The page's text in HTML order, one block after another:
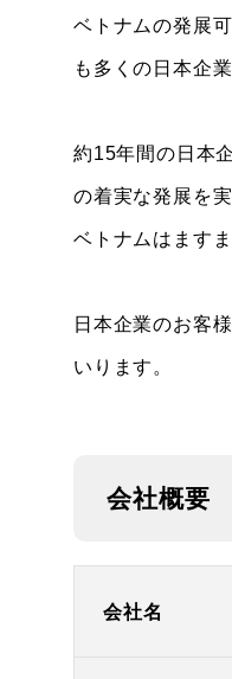
ベトナムの発展
も多くの日本企
約15年間の日本
の着実な発展を
ベトナムはます
日本企業のお客
いります。
会社概要
会社名